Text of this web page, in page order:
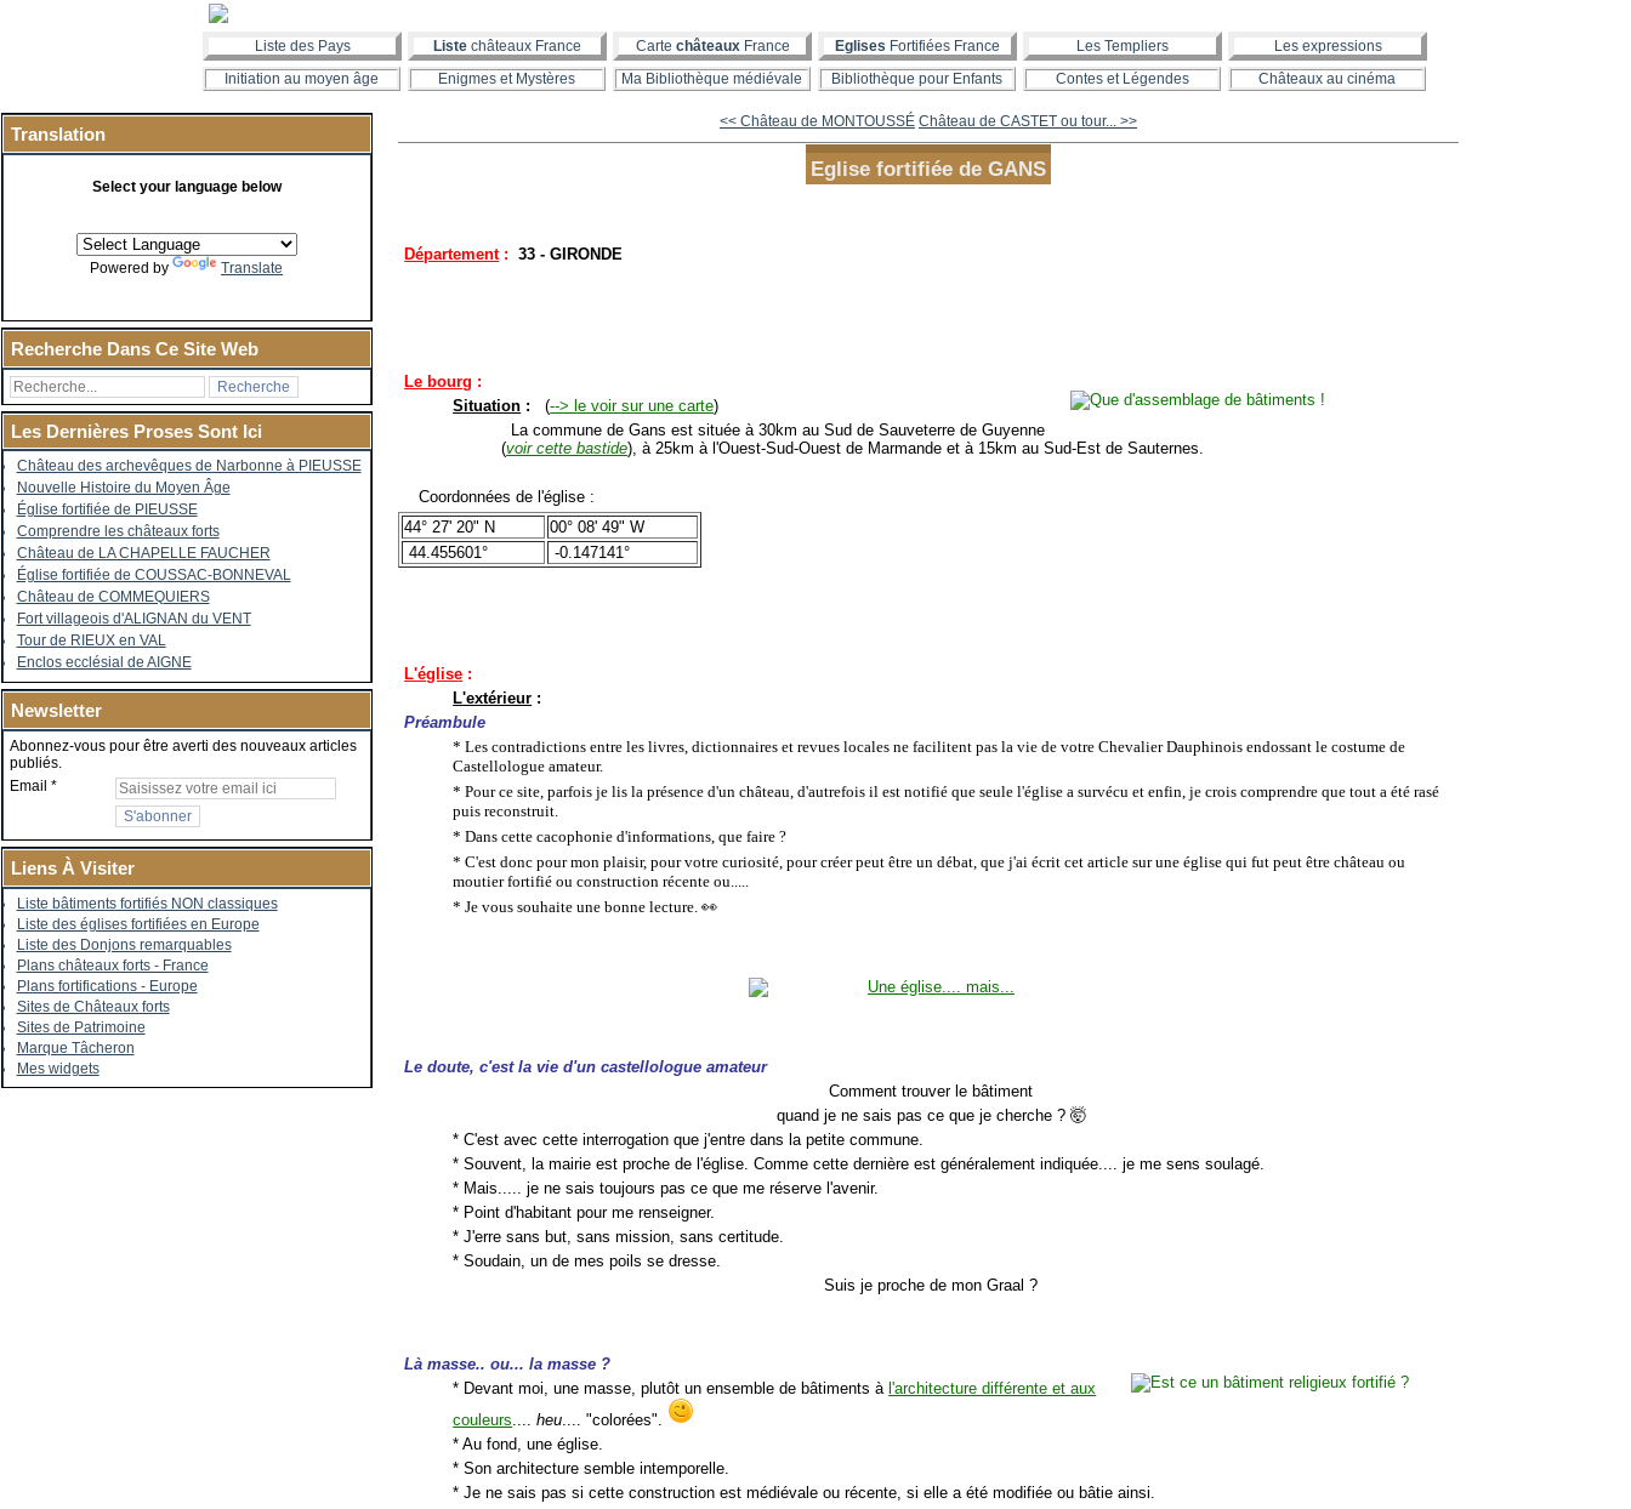
Liste des Pays Liste châteaux France Carte châteauxFrance Eglises Fortifiées France Les Templiers
Les expressions
Initiation au moyen âge
Enigmes et Mystères Ma Bibliothèque médiévale Bibliothèque pour Enfants Contes et Légendes Châteaux au cinéma
Translation
Select your language below
Powered by Translate
Recherche Dans Ce Site Web
Les Dernières Proses Sont Ici
Château des archevêques de Narbonne à PIEUSSE
Nouvelle Histoire du Moyen Âge
Église fortifiée de PIEUSSE
Comprendre les châteaux forts
Château de LA CHAPELLE FAUCHER
Église fortifiée de COUSSAC-BONNEVAL
Château de COMMEQUIERS
Fort villageois d'ALIGNAN du VENT
Tour de RIEUX en VAL
Enclos ecclésial de AIGNE
Newsletter
Abonnez-vous pour être averti des nouveaux articles
publiés.
Email
Liens À Visiter
Liste bâtiments fortifiés NON classiques
Liste des églises fortifiées en Europe
Liste des Donjons remarquables
Plans châteaux forts - France
Plans fortifications - Europe
Sites de Châteaux forts
Sites de Patrimoine
Marque Tâcheron
Mes widgets
<< Château de MONTOUSSÉ Château de CASTET ou tour... >>
Eglise fortifiée de GANS
Département: 33 - GIRONDE
Le bourg :
Situation : (--> le voir sur une carte)
La commune de Gans est située à 30km au Sud de Sauveterre de Guyenne
(voir cette bastide), à 25km à l'Ouest-Sud-Ouest de Marmande et à 15km au Sud-Est de Sauternes.
Coordonnées de l'église :
44° 27' 20" N
00° 08' 49" W
44.455601°
-0.147141°
L'église :
L'extérieur :
Préambule
* Les contradictions entre les livres, dictionnaires et revues locales ne facilitent pas la vie de votre Chevalier Dauphinois endossant le costume de
Castellologue amateur.
* Pour ce site, parfois je lis la présence d'un château, d'autrefois il est notifié que seule l'église a survécu et enfin, je crois comprendre que tout a été rasé
puis reconstruit.
* Dans cette cacophonie d'informations, que faire ?
* C'est donc pour mon plaisir, pour votre curiosité, pour créer peut être un débat, que j'ai écrit cet article sur une église qui fut peut être château ou
moutier fortifié ou construction récente ou.....
* Je vous souhaite une bonne lecture.👀
Le doute, c'est la vie d'un castellologue amateur
Comment trouver le bâtiment
quand je ne sais pas ce que je cherche ? 🤯
* C'est avec cette interrogation que j'entre dans la petite commune.
* Souvent, la mairie est proche de l'église. Comme cette dernière est généralement indiquée.... je me sens soulagé.
* Mais..... je ne sais toujours pas ce que me réserve l'avenir.
* Point d'habitant pour me renseigner.
* J'erre sans but, sans mission, sans certitude.
* Soudain, un de mes poils se dresse.
Suis je proche de mon Graal ?
Là masse.. ou... la masse ?
* Devant moi, une masse, plutôt un ensemble de bâtiments à l'architecture différente et aux
couleurs ....heu .... "colorées".
* Au fond, une église.
* Son architecture semble intemporelle.
* Je ne sais pas si cette construction est médiévale ou récente, si elle a été modifiée ou bâtie ainsi.